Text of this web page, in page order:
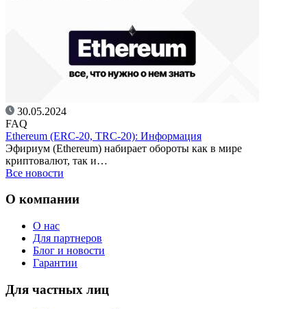
30.05.2024
FAQ
Ethereum (ERC-20, TRC-20): Информация
Эфириум (Ethereum) набирает обороты как в мире
криптовалют, так и…
Все новости
О компании
О нас
Для партнеров
Блог и новости
Гарантии
Для частных лиц